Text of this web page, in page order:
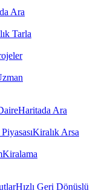
Ara
Tarla
Haritada Ara
Kiralık Arsa
Kiralama
Hızlı Geri Dönüşlü